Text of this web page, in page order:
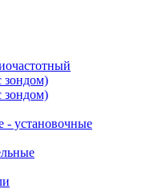
- установочные